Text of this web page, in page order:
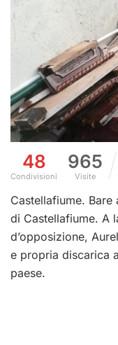
48
Condivisioni
965
Visite
Castellafiume.
di Castellafiume. A
d’opposizione,
e propria discarica
paese.